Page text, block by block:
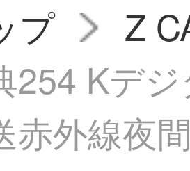
プ
Z
254 Kデ
赤外線夜